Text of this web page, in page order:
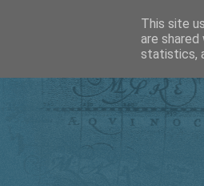
This site
are
statistics,